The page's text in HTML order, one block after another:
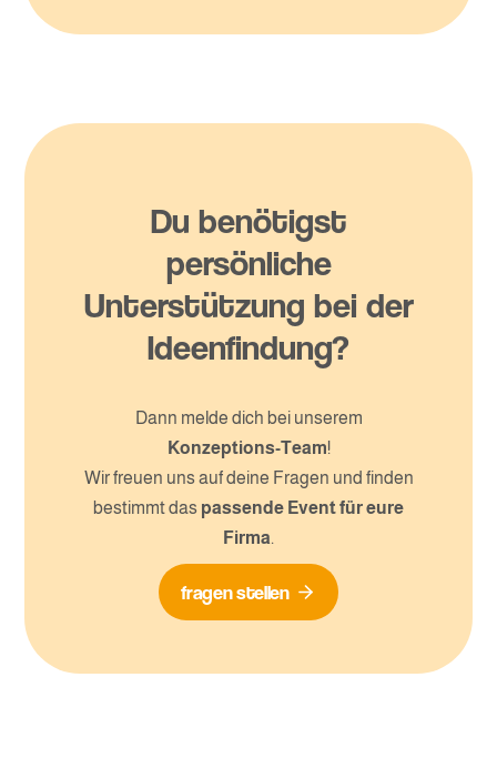
Du benötigst
persönliche
Unterstützung bei der
Ideenfindung?
Dann melde dich bei unserem
Konzeptions-Team!
Wir freuen uns auf deine Fragen und finden
bestimmt das passende Event für eure
Firma.
fragen stellen